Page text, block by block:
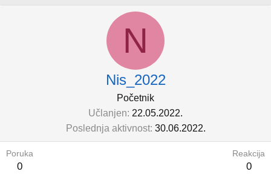
N
Nis_2022
Početnik
Učlanjen 22.05.2022.
Poslednja aktivnost 30.06.2022.
Poruka
0
Reakcija
0